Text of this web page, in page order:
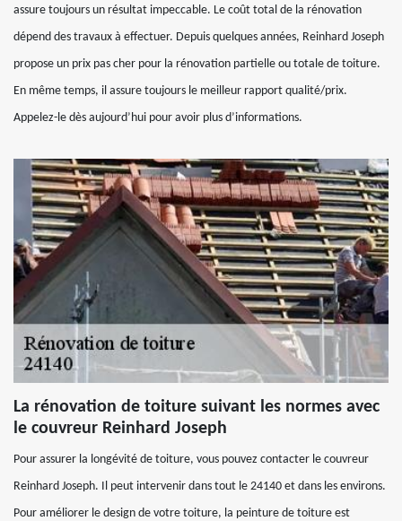
assure toujours un résultat impeccable. Le coût total de la rénovation
dépend des travaux à effectuer. Depuis quelques années, Reinhard Joseph
propose un prix pas cher pour la rénovation partielle ou totale de toiture.
En même temps, il assure toujours le meilleur rapport qualité/prix.
Appelez-le dès aujourd’hui pour avoir plus d’informations.
La rénovation de toiture suivant les normes avec
le couvreur Reinhard Joseph
Pour assurer la longévité de toiture, vous pouvez contacter le couvreur
Reinhard Joseph. Il peut intervenir dans tout le 24140 et dans les environs.
Pour améliorer le design de votre toiture, la peinture de toiture est